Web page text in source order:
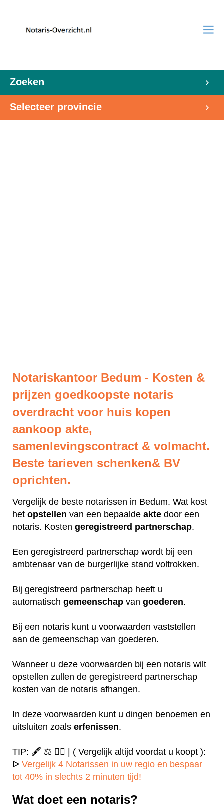
Zoeken
Selecteer provincie
Notariskantoor Bedum - Kosten &
prijzen goedkoopste notaris
overdracht voor huis kopen
aankoop akte,
samenlevingscontract & volmacht.
Beste tarieven schenken& BV
oprichten.
Vergelijk de beste notarissen in Bedum. Wat kost
het opstellen van een bepaalde akte door een
notaris. Kosten geregistreerd partnerschap.
Een geregistreerd partnerschap wordt bij een
ambtenaar van de burgerlijke stand voltrokken.
Bij geregistreerd partnerschap heeft u
automatisch gemeenschap van goederen.
Bij een notaris kunt u voorwaarden vaststellen
aan de gemeenschap van goederen.
Wanneer u deze voorwaarden bij een notaris wilt
opstellen zullen de geregistreerd partnerschap
kosten van de notaris afhangen.
In deze voorwaarden kunt u dingen benoemen en
uitsluiten zoals erfenissen.
TIP: 🖋️ ⚖️ ✍🏻 | ( Vergelijk altijd voordat u koopt ):
ᐅ Vergelijk 4 Notarissen in uw regio en bespaar
tot 40% in slechts 2 minuten tijd!
Wat doet een notaris?